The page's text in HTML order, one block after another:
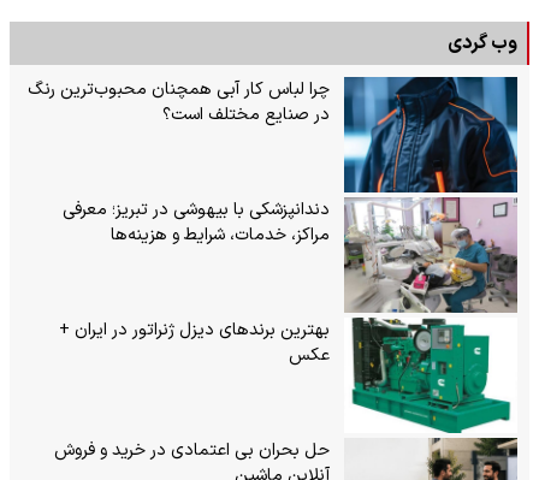
وب گردی
چرا لباس کار آبی همچنان محبوب‌ترین رنگ
در صنایع مختلف است؟
دندانپزشکی با بیهوشی در تبریز؛ معرفی
مراکز، خدمات، شرایط و هزینه‌ها
بهترین برندهای دیزل ژنراتور در ایران +
عکس
حل بحران بی‌ اعتمادی در خرید و فروش